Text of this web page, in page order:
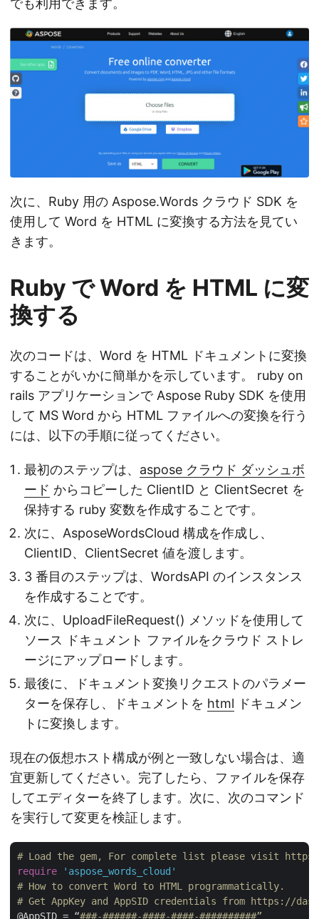
次に、Ruby 用の Aspose.Words クラウド SDK を
使用して Word を HTML に変換する方法を見てい
きます。
Ruby で Word を HTML に変
換する
次のコードは、Word を HTML ドキュメントに変換
することがいかに簡単かを示しています。 ruby on
rails アプリケーションで Aspose Ruby SDK を使用
して MS Word から HTML ファイルへの変換を行う
には、以下の手順に従ってください。
最初のステップは、 aspose クラウド ダッシュボ
ード からコピーした ClientID と ClientSecret を
保持する ruby 変数を作成することです。
次に、AsposeWordsCloud 構成を作成し、
ClientID、ClientSecret 値を渡します。
3 番目のステップは、WordsAPI のインスタンス
を作成することです。
次に、UploadFileRequest() メソッドを使用して
ソース ドキュメント ファイルをクラウド ストレ
ージにアップロードします。
最後に、ドキュメント変換リクエストのパラメー
ターを保存し、ドキュメントを html ドキュメン
トに変換します。
現在の仮想ホスト構成が例と一致しない場合は、適
宜更新してください。完了したら、ファイルを保存
してエディターを終了します。次に、次のコマンド
を実行して変更を検証します。
# Load the gem, For complete list please visit
require
'aspose_words_cloud'
# How to convert Word to HTML programmatically.
# Get AppKey and AppSID credentials from https://
@AppSID = “###-######-####-####-##########”